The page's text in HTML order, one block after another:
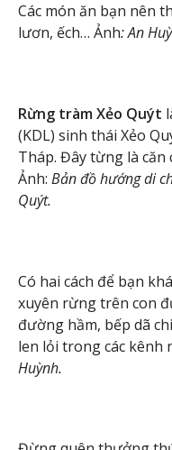
Các món ăn bạn nên
lươn, ếch… Ảnh: An
Rừng tràm Xẻo Quýt
(KDL) sinh thái Xẻo
Tháp. Đây từng là căn
Ảnh: Bản đồ hướng di
Quýt.
Có hai cách để bạn
xuyên rừng trên con
đường hầm, bếp dã
len lỏi trong các kênh
Huỳnh.